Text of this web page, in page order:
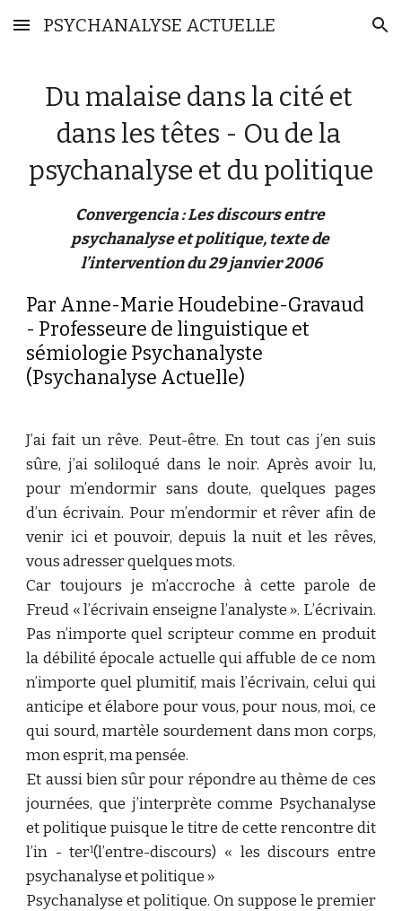
Skip to main content Skip to navigation
PSYCHANALYSE ACTUELLE
Du malaise dans la cité et
dans les têtes - Ou de la
psychanalyse et du politique
Convergencia : Les discours entre
psychanalyse et politique, texte de
l’intervention du 29 janvier 2006
Par Anne-Marie Houdebine-Gravaud
- Professeure de linguistique et
sémiologie Psychanalyste
(Psychanalyse Actuelle)
J’ai fait un rêve. Peut-être. En tout cas j’en suis
sûre, j’ai soliloqué dans le noir. Après avoir lu,
pour m’endormir sans doute, quelques pages
d’un écrivain. Pour m’endormir et rêver afin de
venir ici et pouvoir, depuis la nuit et les rêves,
vous adresser quelques mots.
Car toujours je m’accroche à cette parole de
Freud « l’écrivain enseigne l’analyste ». L’écrivain.
Pas n’importe quel scripteur comme en produit
la débilité épocale actuelle qui affuble de ce nom
n’importe quel plumitif, mais l’écrivain, celui qui
anticipe et élabore pour vous, pour nous, moi, ce
qui sourd, martèle sourdement dans mon corps,
mon esprit, ma pensée.
Et aussi bien sûr pour répondre au thème de ces
journées, que j’interprète comme Psychanalyse
et politique puisque le titre de cette rencontre dit
l’in - ter1(l’entre-discours) « les discours entre
psychanalyse et politique »
Psychanalyse et politique. On suppose le premier